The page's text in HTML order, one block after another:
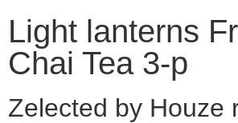
Light lanterns
Chai Tea 3-p
Zelected by Houze